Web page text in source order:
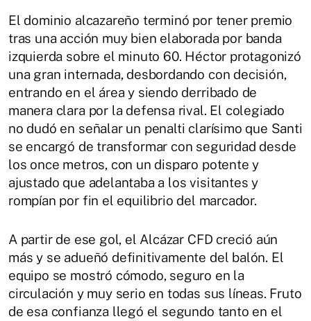
El dominio alcazareño terminó por tener premio
tras una acción muy bien elaborada por banda
izquierda sobre el minuto 60. Héctor protagonizó
una gran internada, desbordando con decisión,
entrando en el área y siendo derribado de
manera clara por la defensa rival. El colegiado
no dudó en señalar un penalti clarísimo que Santi
se encargó de transformar con seguridad desde
los once metros, con un disparo potente y
ajustado que adelantaba a los visitantes y
rompían por fin el equilibrio del marcador.
A partir de ese gol, el Alcázar CFD creció aún
más y se adueñó definitivamente del balón. El
equipo se mostró cómodo, seguro en la
circulación y muy serio en todas sus líneas. Fruto
de esa confianza llegó el segundo tanto en el